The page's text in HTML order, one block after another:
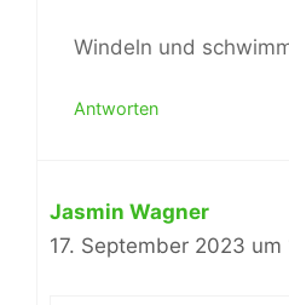
Windeln und
Antworten
Jasmin Wagner
17. September 2023 um